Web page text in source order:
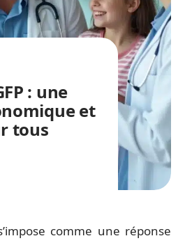
: une
et
tous
comme une réponse